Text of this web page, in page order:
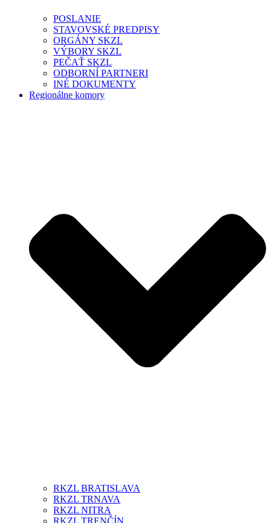
POSLANIE
STAVOVSKÉ PREDPISY
ORGÁNY SKZL
VÝBORY SKZL
PEČAŤ SKZL
ODBORNÍ PARTNERI
INÉ DOKUMENTY
Regionálne komory
RKZL BRATISLAVA
RKZL TRNAVA
RKZL NITRA